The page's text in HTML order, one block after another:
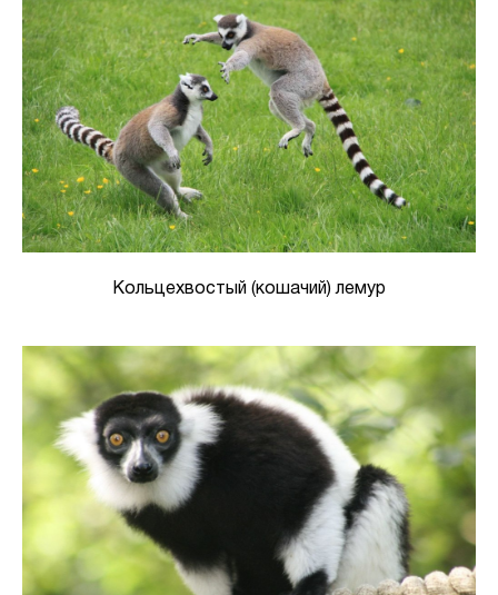
Кольцехвостый (кошачий) лемур